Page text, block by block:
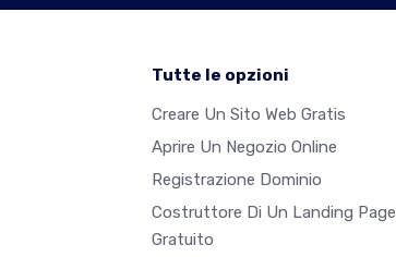
Tutte le opzioni
Creare Un Sito Web Gratis
Aprire Un Negozio Online
Registrazione Dominio
Costruttore Di Un Landing Page
Gratuito